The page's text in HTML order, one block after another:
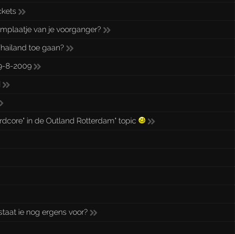
van je voorganger?
toe gaan?
8-2009
in de Outland Rotterdam" topic
ie nog ergens voor?